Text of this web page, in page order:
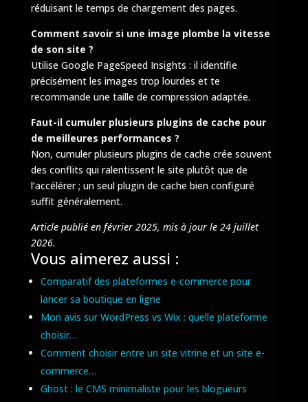
réduisant le temps de chargement des pages.
Comment savoir si une image plombe la vitesse
de son site ?
Utilise Google PageSpeed Insights : il identifie
précisément les images trop lourdes et te
recommande une taille de compression adaptée.
Faut-il cumuler plusieurs plugins de cache pour
de meilleures performances ?
Non, cumuler plusieurs plugins de cache crée souvent
des conflits qui ralentissent le site plutôt que de
l’accélérer ; un seul plugin de cache bien configuré
suffit généralement.
Article publié en février 2025, mis à jour le 24 juillet
2026.
Vous aimerez aussi :
Comparatif des plateformes e-commerce pour
lancer sa boutique en ligne
Mon avis sur WordPress vs Wix : quelle plateforme
choisir…
Comment choisir entre un site vitrine et un site e-
commerce…
Ghost : le CMS minimaliste pour les blogueurs